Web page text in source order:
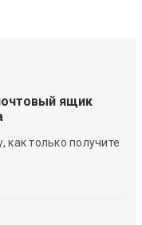
ящик
как только получите